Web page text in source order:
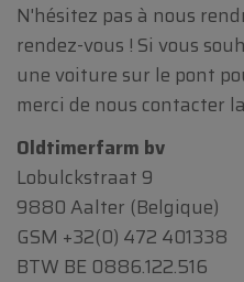
N'hésitez pas à nous
rendez-vous ! Si vous
une voiture sur le pont
merci de nous contacter
Oldtimerfarm bv
Lobulckstraat 9
9880 Aalter (Belgique)
GSM +32(0) 472 401338
BTW BE 0886.122.516